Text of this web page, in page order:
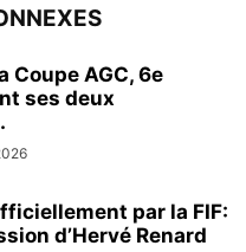
Coupe AGC, 6e
ses deux
par la FIF:
d’Hervé Renard